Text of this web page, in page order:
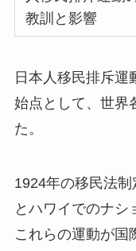
教訓と影響
日本人移民排斥運
始点として、世界
た。
1924年の移民法
とハワイでのナシ
これらの運動が国